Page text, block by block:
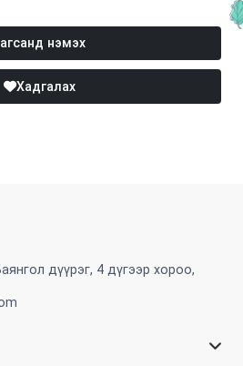
нэмэх
Хадгалах
дүүрэг, 4 дүгээр хороо,